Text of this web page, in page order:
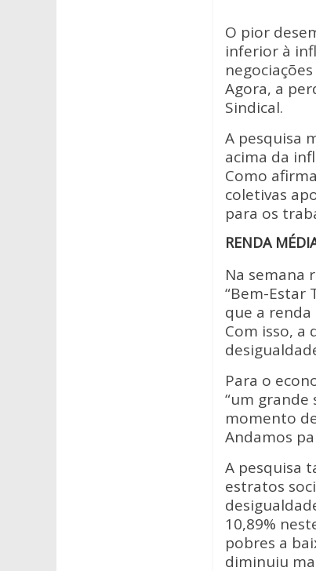
O pior
inferior à
Agora, a
Sindical.
A pesquisa
acima da
Como
coletivas
para os
RENDA
Na semana
“Bem-Estar
que a renda
Com isso, a
Para o
“um
momento
Andamos
A pesquisa
estratos
10,89%
pobres a
diminuiu